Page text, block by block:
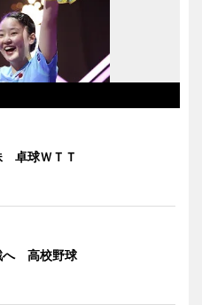
卓球ＷＴＴ
へ 高校野球